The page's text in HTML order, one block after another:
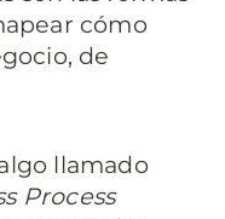
cómo
de
Process